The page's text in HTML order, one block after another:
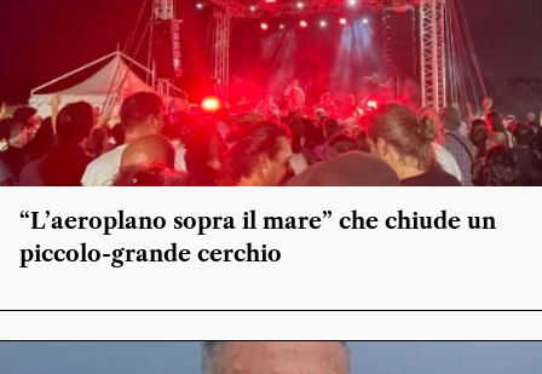
“L’aeroplano sopra il mare” che chiude un
piccolo-grande cerchio